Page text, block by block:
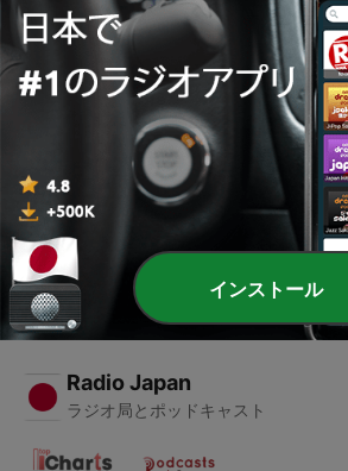
エピソード
28 & Failing At Adulting 😭
1 - Introduction: It starts here
10 8月 2017
Radio Japan
ラジオ局とポッドキャスト
インストール